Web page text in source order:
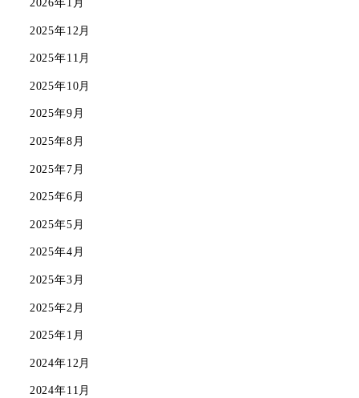
2025年12月
2025年11月
2025年10月
2025年9月
2025年8月
2025年7月
2025年6月
2025年5月
2025年4月
2025年3月
2025年2月
2025年1月
2024年12月
2024年11月